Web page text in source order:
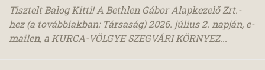
Tisztelt Balog Kitti! A Bethlen Gábor Alapkezelő Zrt.-
hez (a továbbiakban: Társaság) 2026. július 2. napján, e-
mailen, a KURCA-VÖLGYE SZEGVÁRI KÖRNYEZ...